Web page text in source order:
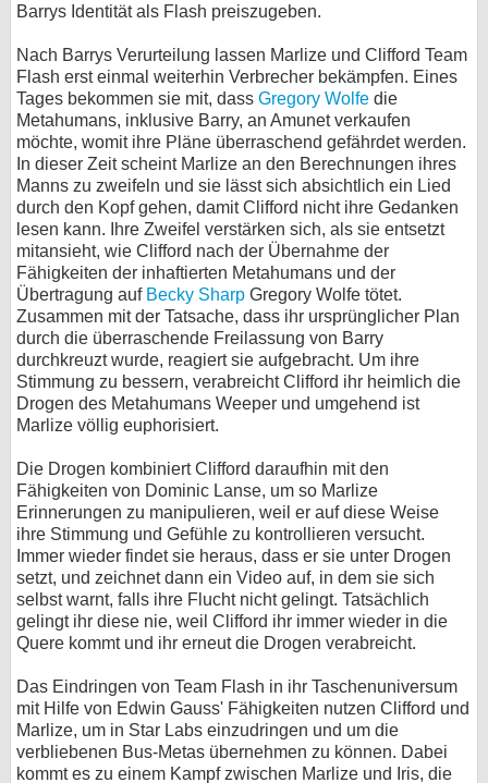
Barrys Identität als Flash preiszugeben.
Nach Barrys Verurteilung lassen Marlize und Clifford Team
Flash erst einmal weiterhin Verbrecher bekämpfen. Eines
Tages bekommen sie mit, dass Gregory Wolfe die
Metahumans, inklusive Barry, an Amunet verkaufen
möchte, womit ihre Pläne überraschend gefährdet werden.
In dieser Zeit scheint Marlize an den Berechnungen ihres
Manns zu zweifeln und sie lässt sich absichtlich ein Lied
durch den Kopf gehen, damit Clifford nicht ihre Gedanken
lesen kann. Ihre Zweifel verstärken sich, als sie entsetzt
mitansieht, wie Clifford nach der Übernahme der
Fähigkeiten der inhaftierten Metahumans und der
Übertragung auf Becky Sharp Gregory Wolfe tötet.
Zusammen mit der Tatsache, dass ihr ursprünglicher Plan
durch die überraschende Freilassung von Barry
durchkreuzt wurde, reagiert sie aufgebracht. Um ihre
Stimmung zu bessern, verabreicht Clifford ihr heimlich die
Drogen des Metahumans Weeper und umgehend ist
Marlize völlig euphorisiert.
Die Drogen kombiniert Clifford daraufhin mit den
Fähigkeiten von Dominic Lanse, um so Marlize
Erinnerungen zu manipulieren, weil er auf diese Weise
ihre Stimmung und Gefühle zu kontrollieren versucht.
Immer wieder findet sie heraus, dass er sie unter Drogen
setzt, und zeichnet dann ein Video auf, in dem sie sich
selbst warnt, falls ihre Flucht nicht gelingt. Tatsächlich
gelingt ihr diese nie, weil Clifford ihr immer wieder in die
Quere kommt und ihr erneut die Drogen verabreicht.
Das Eindringen von Team Flash in ihr Taschenuniversum
mit Hilfe von Edwin Gauss' Fähigkeiten nutzen Clifford und
Marlize, um in Star Labs einzudringen und um die
verbliebenen Bus-Metas übernehmen zu können. Dabei
kommt es zu einem Kampf zwischen Marlize und Iris, die